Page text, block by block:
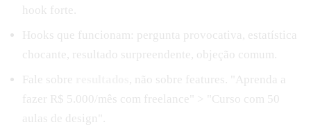
hook forte.
Hooks que funcionam: pergunta provocativa, estatística
chocante, resultado surpreendente, objeção comum.
Fale sobre
, não sobre features. "Aprenda a
fazer R$ 5.000/mês com freelance" > "Curso com 50
aulas de design".